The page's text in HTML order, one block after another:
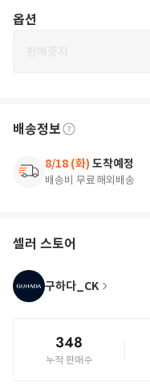
옵션
판매중지
배송정보
8/18 (화) 도착예정
배송비 무료해외배송
셀러 스토어
구하다_CK
348
누적 판매수